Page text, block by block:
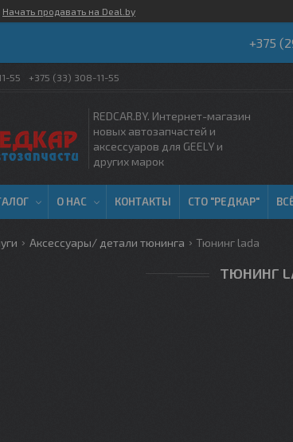
Начать продавать на Deal.by
+375
55 +375 (33) 308-11-55
REDCAR.BY. Интернет-магазин
новых автозапчастей и
аксессуаров для GEELY и
других марок
О НАС КОНТАКТЫ СТО "РЕДКАР"
Аксессуары/ детали тюнинга Тюнинг lada
ТЮНИНГ